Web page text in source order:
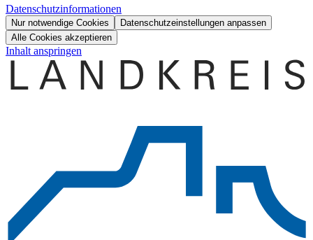
Datenschutzinformationen
Nur notwendige Cookies
Datenschutzeinstellungen anpassen
Alle Cookies akzeptieren
Inhalt anspringen